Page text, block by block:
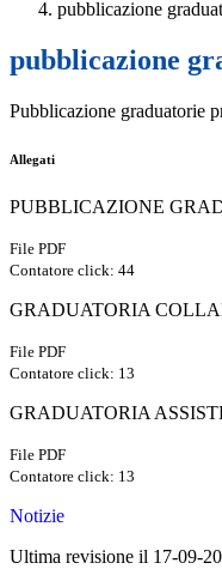
pubblicazione
pubblicazione
Pubblicazione graduatorie
Allegati
PUBBLICAZIONE
File PDF
Contatore click: 44
GRADUATORIA
File PDF
Contatore click: 13
GRADUATORIA
File PDF
Contatore click: 13
Notizie
Ultima revisione il 17-09-